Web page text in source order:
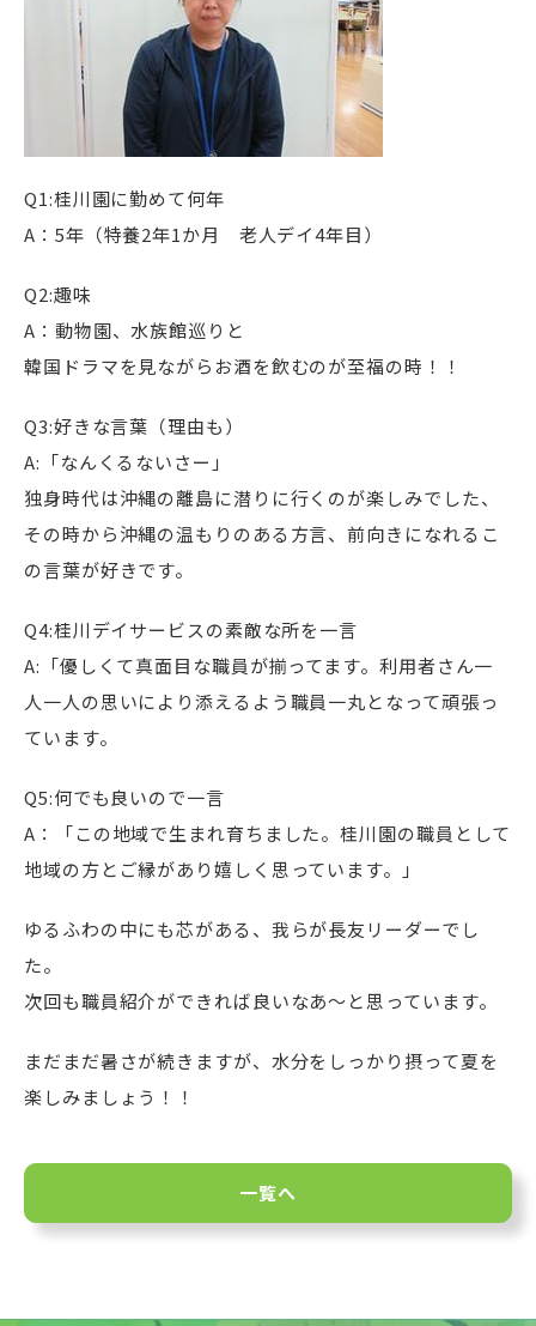
Q1:桂川園に勤めて何年
A：5年（特養2年1か月 老人デイ4年目）
Q2:趣味
A：動物園、水族館巡りと
韓国ドラマを見ながらお酒を飲むのが至福の時！！
Q3:好きな言葉（理由も）
A:「なんくるないさー」
独身時代は沖縄の離島に潜りに行くのが楽しみでした、
その時から沖縄の温もりのある方言、前向きになれるこ
の言葉が好きです。
Q4:桂川デイサービスの素敵な所を一言
A:「優しくて真面目な職員が揃ってます。利用者さん一
人一人の思いにより添えるよう職員一丸となって頑張っ
ています。
Q5:何でも良いので一言
A：「この地域で生まれ育ちました。桂川園の職員として
地域の方とご縁があり嬉しく思っています。」
ゆるふわの中にも芯がある、我らが長友リーダーでし
た。
次回も職員紹介ができれば良いなあ～と思っています。
まだまだ暑さが続きますが、水分をしっかり摂って夏を
楽しみましょう！！
一覧へ